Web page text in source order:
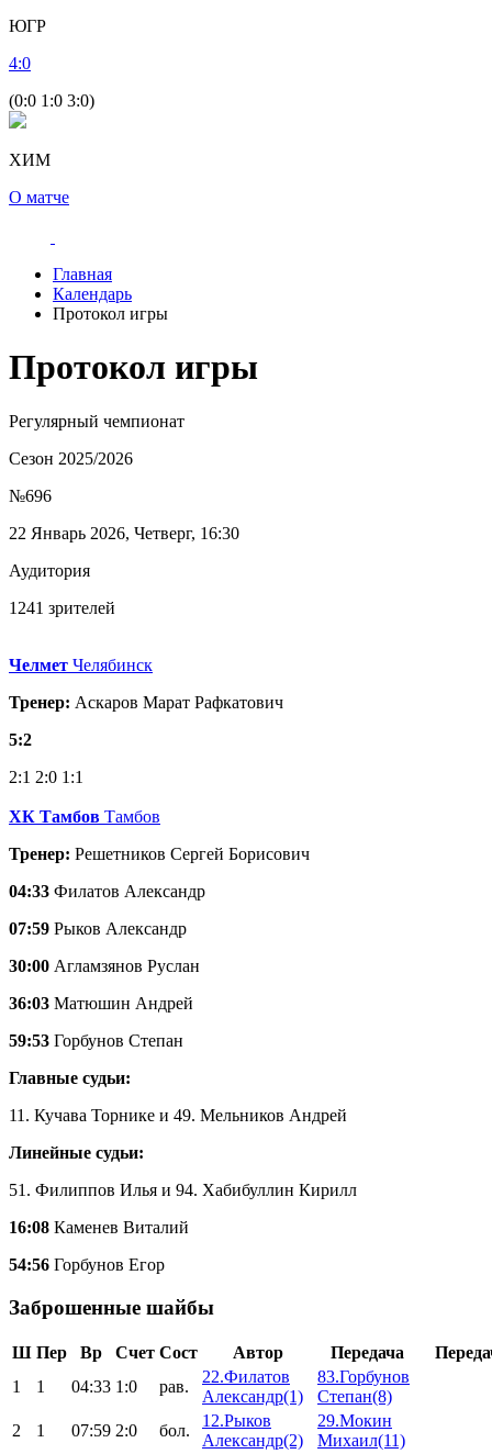
ЮГР
4:0
(0:0 1:0 3:0)
ХИМ
О матче
Главная
Календарь
Протокол игры
Протокол игры
Регулярный чемпионат
Сезон 2025/2026
№696
22 Январь 2026, Четверг, 16:30
Аудитория
1241 зрителей
Челмет Челябинск
Тренер: Аскаров Марат Рафкатович
5:2
2:1 2:0 1:1
ХК Тамбов Тамбов
Тренер: Решетников Сергей Борисович
04:33 Филатов Александр
07:59 Рыков Александр
30:00 Агламзянов Руслан
36:03 Матюшин Андрей
59:53 Горбунов Степан
Главные судьи:
11. Кучава Торнике и 49. Мельников Андрей
Линейные судьи:
51. Филиппов Илья и 94. Хабибуллин Кирилл
16:08 Каменев Виталий
54:56 Горбунов Егор
Заброшенные шайбы
Ш Пер Вр Счет Сост Автор Передача
1
1 04:33 1:0 рав.
22.Филатов
Александр(1)
83.Горбунов
Степан(8)
2
1 07:59 2:0 бол.
12.Рыков
Александр(2)
29.Мокин
Михаил(11)